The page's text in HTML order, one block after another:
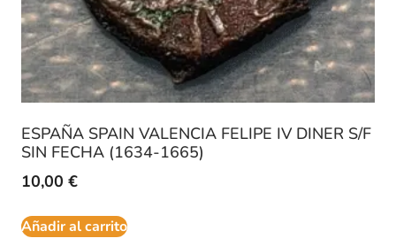
ESPAÑA SPAIN VALENCIA FELIPE IV DINER S/F
SIN FECHA (1634-1665)
10,00 €
Añadir al carrito